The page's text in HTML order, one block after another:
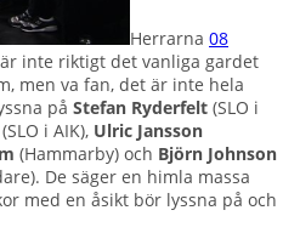
Herrarna 08
inte riktigt det vanliga gardet
men va fan, det är inte hela
på Stefan Ryderfelt (SLO i
(SLO i AIK), Ulric Jansson
(Hammarby) och Björn Johnson
De säger en himla massa
med en åsikt bör lyssna på och